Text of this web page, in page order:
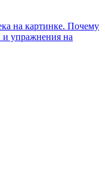
на картинке. Почему
и упражнения на